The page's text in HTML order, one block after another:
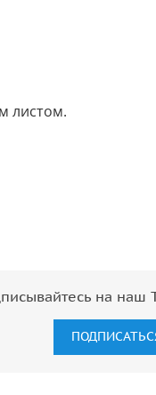
листом.
на наш